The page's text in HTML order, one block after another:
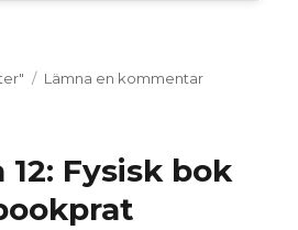
Lämna en kommentartill
12: Fysisk bok